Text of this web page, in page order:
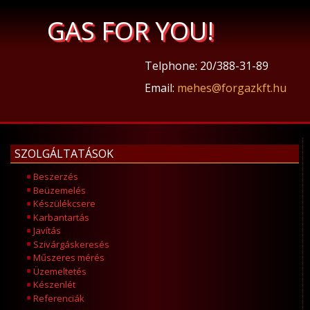
GAS FOR YOU!
Telphone: 20/388-31-89
Email: mehes@forgazkft.hu
SZOLGÁLTATÁSOK
Beszerzés
Beüzemelés
Készülékcsere
Karbantartás
Javítás
Szivárgáskeresés
Műszeres mérés
Üzemeltetés
Készenlét
Referenciák